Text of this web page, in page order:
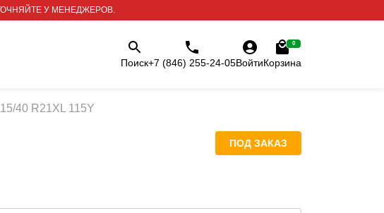
У МЕНЕДЖЕРОВ.
Поиск+7 (846) 255-24-05ВойтиКорзина
0
40 R21XL 115Y
ПОД ЗАКАЗ